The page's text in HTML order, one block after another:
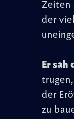
Zeiten
der
Er sah
der
zu